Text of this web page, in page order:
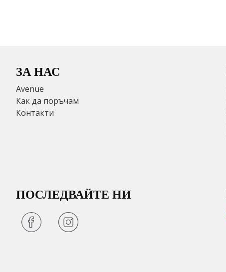
ЗА НАС
Avenue
Как да поръчам
Контакти
ПОСЛЕДВАЙТЕ НИ